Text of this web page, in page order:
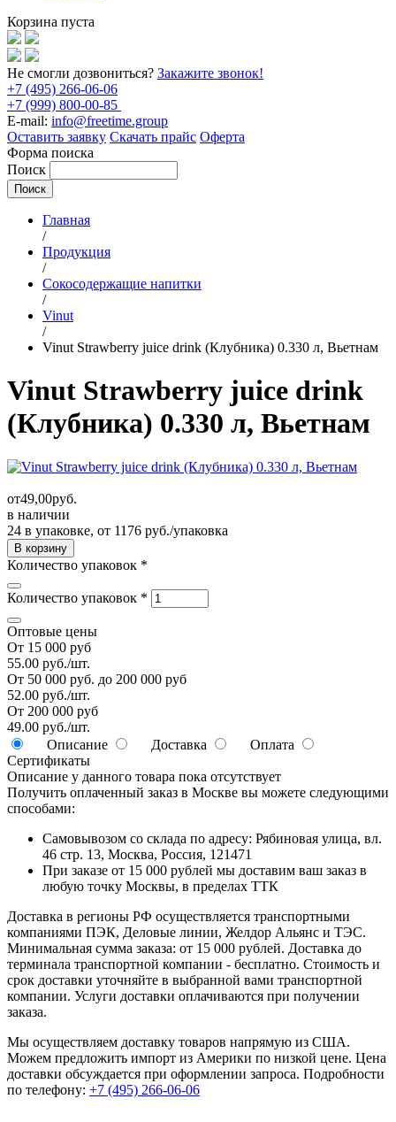
Корзина пуста
Не смогли дозвониться? Закажите звонок!
+7 (495) 266-06-06
+7 (999) 800-00-85
E-mail: info@freetime.group
Оставить заявку Скачать прайс Оферта
Форма поиска
Поиск
Главная
/
Продукция
/
Сокосодержащие напитки
/
Vinut
/
Vinut Strawberry juice drink (Клубника) 0.330 л, Вьетнам
Vinut Strawberry juice drink
(Клубника) 0.330 л, Вьетнам
от49,00руб.
в наличии
24 в упаковке, от 1176 руб./упаковка
Количество упаковок *
Количество упаковок *
Оптовые цены
От 15 000 руб
55.00 руб./шт.
От 50 000 руб. до 200 000 руб
52.00 руб./шт.
От 200 000 руб
49.00 руб./шт.
Описание
Доставка
Оплата
Сертификаты
Описание у данного товара пока отсутствует
Получить оплаченный заказ в Москве вы можете следующими
способами:
Самовывозом со склада по адресу: Рябиновая улица, вл.
46 стр. 13, Москва, Россия, 121471
При заказе от 15 000 рублей мы доставим ваш заказ в
любую точку Москвы, в пределах ТТК
Доставка в регионы РФ осуществляется транспортными
компаниями ПЭК, Деловые линии, Желдор Альянс и ТЭС.
Минимальная сумма заказа: от 15 000 рублей. Доставка до
терминала транспортной компании - бесплатно. Стоимость и
срок доставки уточняйте в выбранной вами транспортной
компании. Услуги доставки оплачиваются при получении
заказа.
Мы осуществляем доставку товаров напрямую из США.
Можем предложить импорт из Америки по низкой цене. Цена
доставки обсуждается при оформлении запроса. Подробности
по телефону: +7 (495) 266-06-06